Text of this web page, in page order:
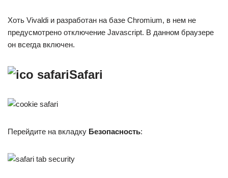
Хоть Vivaldi и разработан на базе Chromium, в нем не
предусмотрено отключение Javascript. В данном браузере
он всегда включен.
Safari
Перейдите на вкладку Безопасность: